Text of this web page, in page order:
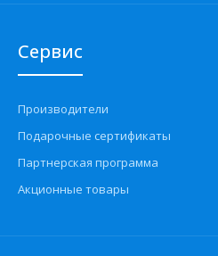
Сервис
Производители
Подарочные сертификаты
Партнерская программа
Акционные товары